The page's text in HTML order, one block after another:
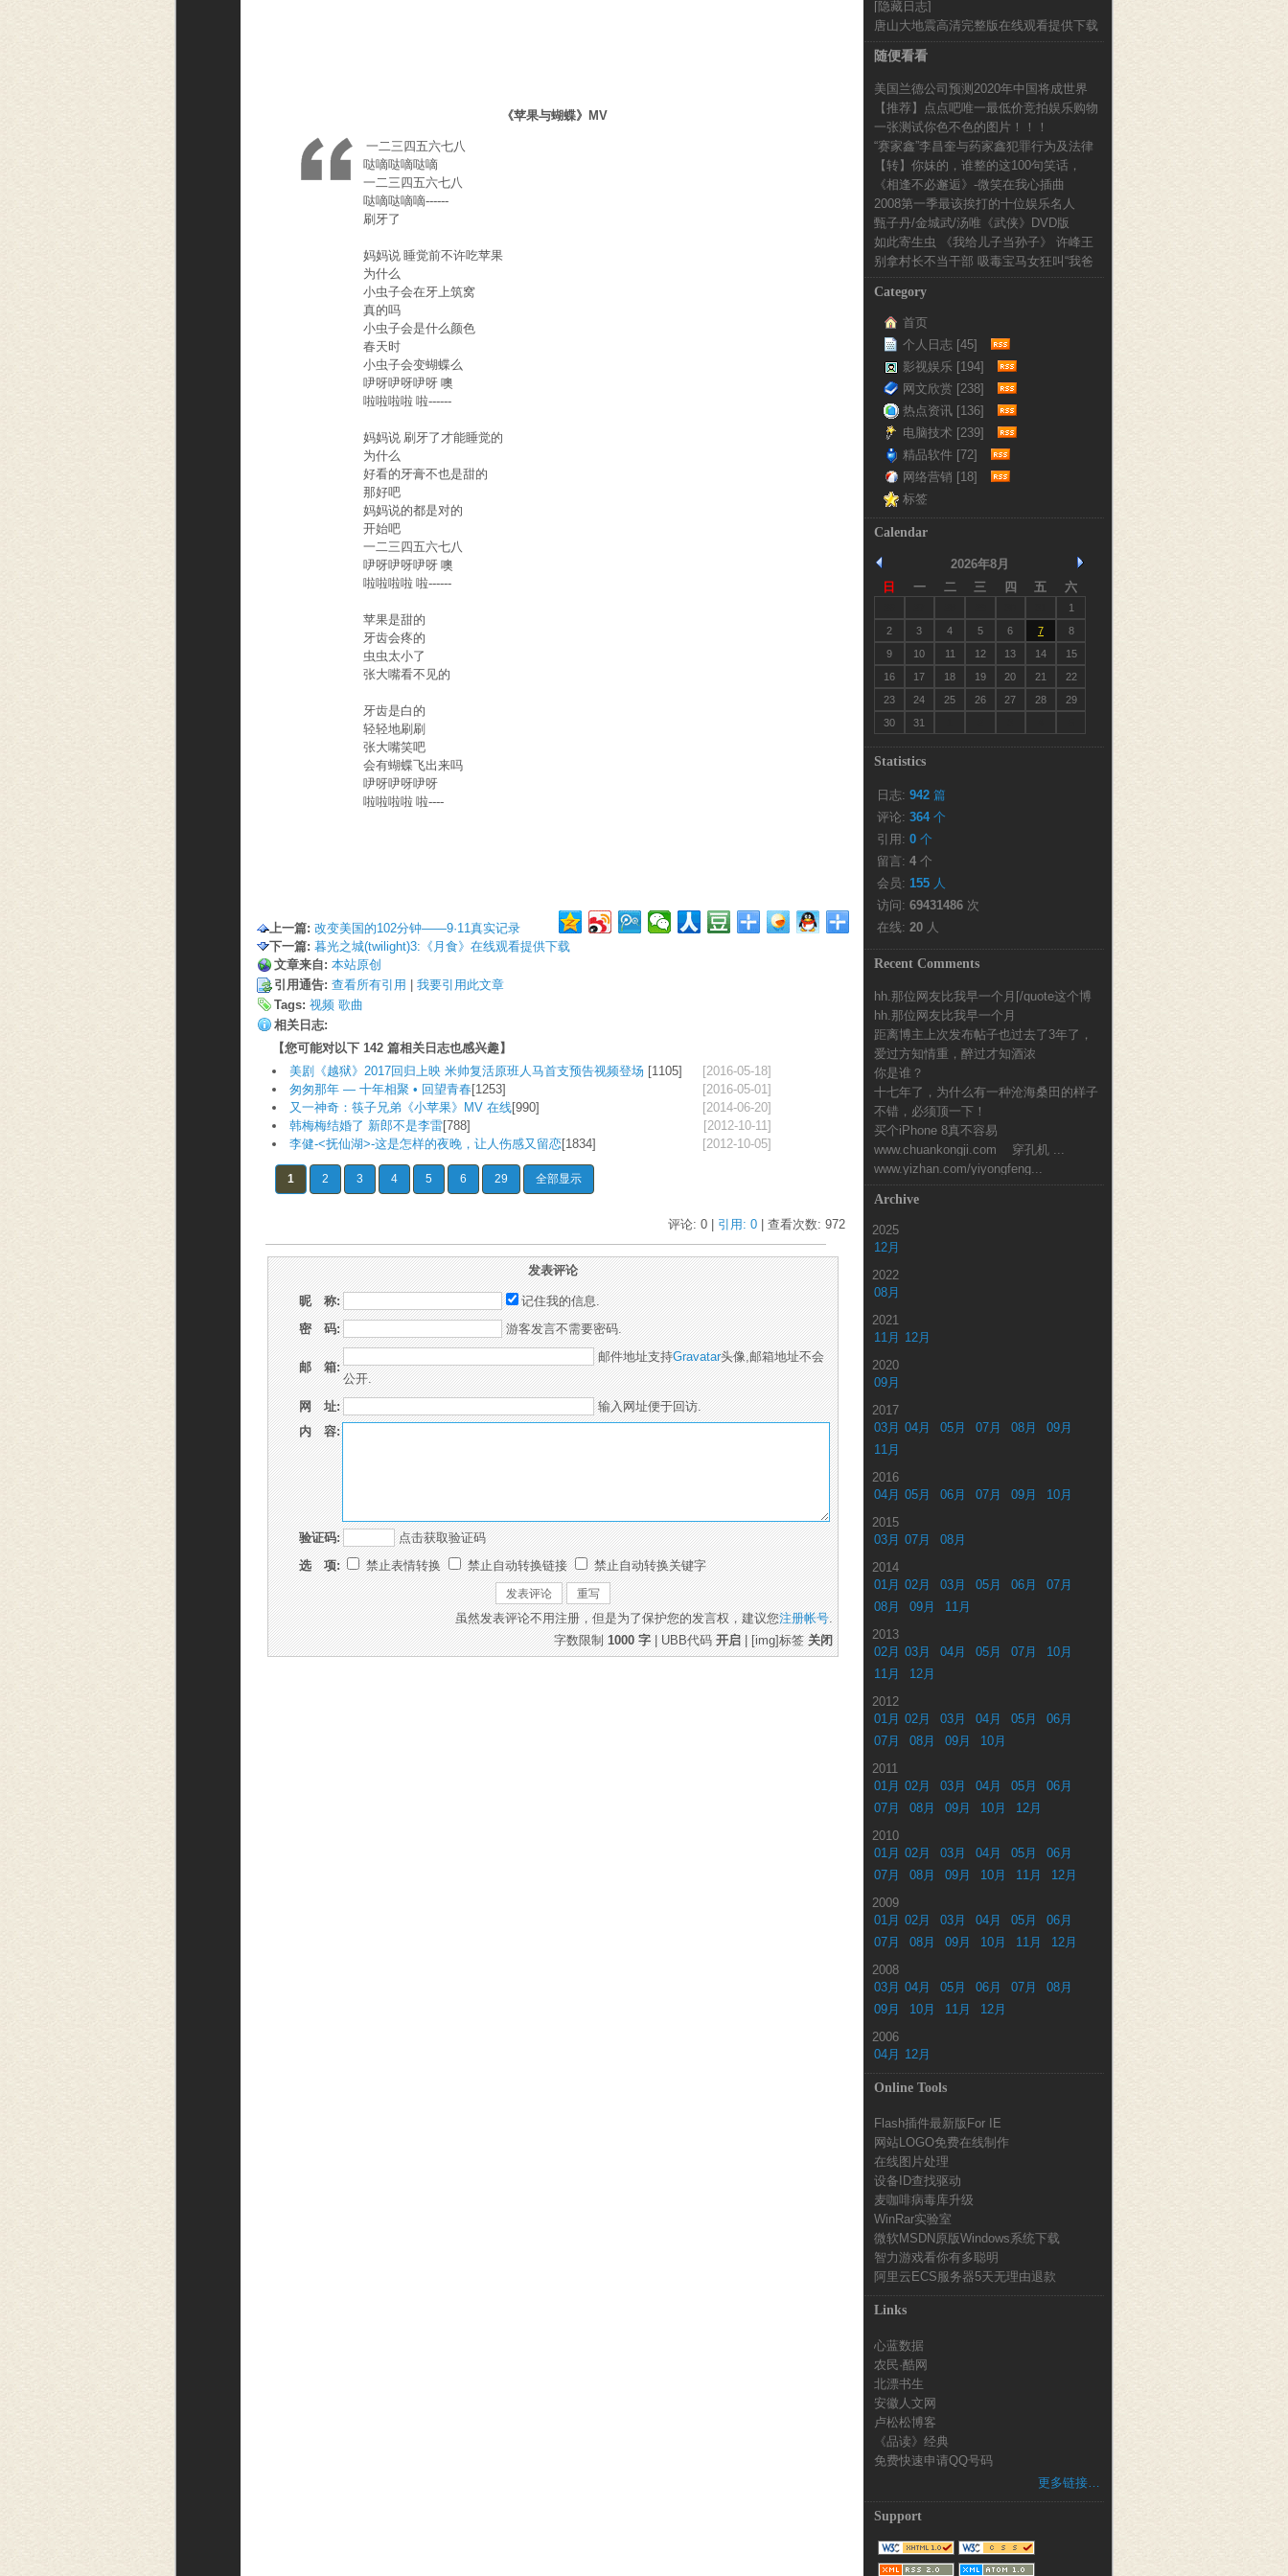
《苹果与蝴蝶》MV
一二三四五六七八
哒嘀哒嘀哒嘀
一二三四五六七八
哒嘀哒嘀嘀------
刷牙了
妈妈说 睡觉前不许吃苹果
为什么
小虫子会在牙上筑窝
真的吗
小虫子会是什么颜色
春天时
小虫子会变蝴蝶么
吚呀吚呀吚呀 噢
啦啦啦啦 啦------
妈妈说 刷牙了才能睡觉的
为什么
好看的牙膏不也是甜的
那好吧
妈妈说的都是对的
开始吧
一二三四五六七八
吚呀吚呀吚呀 噢
啦啦啦啦 啦------
苹果是甜的
牙齿会疼的
虫虫太小了
张大嘴看不见的
牙齿是白的
轻轻地刷刷
张大嘴笑吧
会有蝴蝶飞出来吗
吚呀吚呀吚呀
啦啦啦啦 啦----
上一篇: 改变美国的102分钟——9·11真实记录
下一篇: 暮光之城(twilight)3:《月食》在线观看提供下载
文章来自: 本站原创
引用通告: 查看所有引用
我要引用此文章
Tags: 视频 歌曲
相关日志:
【您可能对以下 142 篇相关日志也感兴趣】
[2016-05-18]
美剧《越狱》2017回归上映 米帅复活原班人马首支预告视频登场 [1105]
[2016-05-01]
匆匆那年 — 十年相聚 • 回望青春 [1253]
[2014-06-20]
又一神奇：筷子兄弟《小苹果》MV 在线[990]
[2012-10-11]
韩梅梅结婚了 新郎不是李雷[788]
[2012-10-05]
李健-<抚仙湖>-这是怎样的夜晚，让人伤感又留恋[1834]
1 2 3 4 5 6 29 全部显示
评论: 0 | 引用: 0 | 查看次数: 972
发表评论
昵 称:
记住我的信息.
密 码:
游客发言不需要密码.
邮 箱:
邮件地址支持Gravatar头像,邮箱地址不会
公开.
网 址:
输入网址便于回访.
内 容:
验证码:
点击获取验证码
选 项:
禁止表情转换 禁止自动转换链接 禁止自动转换关键字
虽然发表评论不用注册，但是为了保护您的发言权，建议您注册帐号.
字数限制 1000 字| UBB代码 开启| [img]标签 关闭
新完整版
[隐藏日志]
唐山大地震高清完整版在线观看提供下载
随便看看
美国兰德公司预测2020年中国将成世界
上最穷国家
【推荐】点点吧唯一最低价竞拍娱乐购物
第一网
一张测试你色不色的图片！！！
“赛家鑫”李昌奎与药家鑫犯罪行为及法律
处理对比分析...
【转】你妹的，谁整的这100句笑话，
Happy一下...
《相逢不必邂逅》-微笑在我心插曲
2008第一季最该挨打的十位娱乐名人
甄子丹/金城武/汤唯《武侠》DVD版
QVOD在线免...
如此寄生虫 《我给儿子当孙子》 许峰王
蓉夫妇遭万人...
别拿村长不当干部 吸毒宝马女狂叫“我爸
是村长”
Category
首页
个人日志 [45]
影视娱乐 [194]
网文欣赏 [238]
热点资讯 [136]
电脑技术 [239]
精品软件 [72]
网络营销 [18]
标签
Calendar
2026年8月
日
一 二 三 四 五 六
1
2
3 4 5 6 7
8
9
10 11 12 13 14
15
16
17 18 19 20 21
22
23
24 25 26 27 28
29
30
31
Statistics
日志: 942 篇
评论: 364个
引用: 0 个
留言: 4 个
会员: 155 人
访问: 69431486 次
在线: 20 人
Recent Comments
hh.那位网友比我早一个月[/quote这个博
客也...
hh.那位网友比我早一个月
距离博主上次发布帖子也过去了3年了，
时间真的好快...
爱过方知情重，醉过才知酒浓
你是谁？
十七年了，为什么有一种沧海桑田的样子
不错，必须顶一下！
买个iPhone 8真不容易
www.chuankongji.com 穿孔机 ...
www.yizhan.com/yiyongfeng...
Archive
2025
12月
2022
08月
2021
11月
12月
2020
09月
2017
03月 04月 05月 07月 08月
09月
11月
2016
04月 05月 06月 07月 09月
10月
2015
03月 07月
08月
2014
01月 02月 03月 05月 06月
07月
08月
09月
11月
2013
02月 03月 04月 05月 07月
10月
11月
12月
2012
01月 02月 03月 04月 05月
06月
07月
08月 09月
10月
2011
01月 02月 03月 04月 05月
06月
07月
08月 09月 10月
12月
2010
01月 02月 03月 04月 05月
06月
07月
08月 09月 10月 11月
12月
2009
01月 02月 03月 04月 05月
06月
07月
08月 09月 10月 11月
12月
2008
03月 04月 05月 06月 07月
08月
09月
10月 11月
12月
2006
04月
12月
Online Tools
Flash插件最新版For IE
网站LOGO免费在线制作
在线图片处理
设备ID查找驱动
麦咖啡病毒库升级
WinRar实验室
微软MSDN原版Windows系统下载
智力游戏看你有多聪明
阿里云ECS服务器5天无理由退款
Links
心蓝数据
农民·酷网
北漂书生
安徽人文网
卢松松博客
《品读》经典
免费快速申请QQ号码
更多链接…
Support